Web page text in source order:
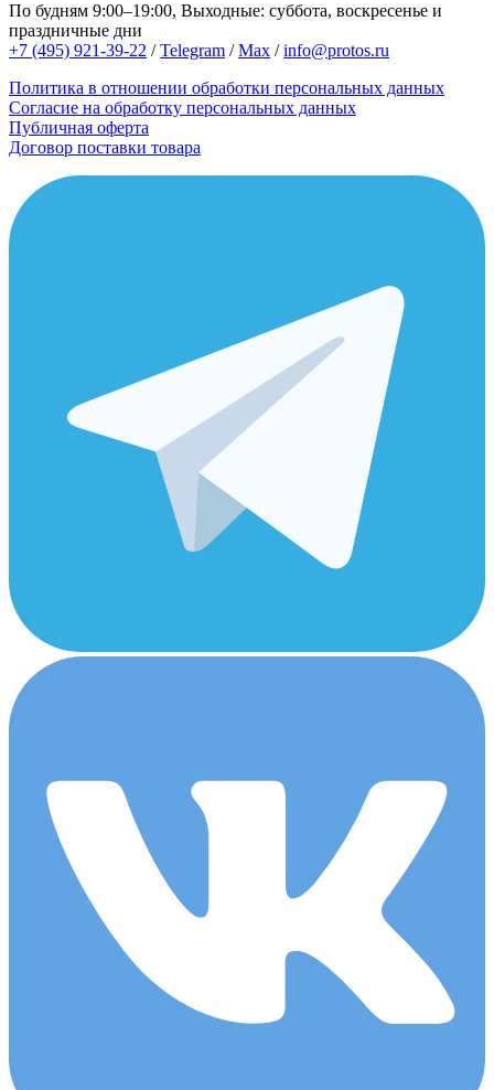
По будням 9:00–19:00, Выходные: суббота, воскресенье и
праздничные дни
+7 (495) 921-39-22 /Telegram /Max /info@protos.ru
Политика в отношении обработки персональных данных
Согласие на обработку персональных данных
Публичная оферта
Договор поставки товара